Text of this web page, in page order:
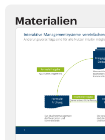
Materialien